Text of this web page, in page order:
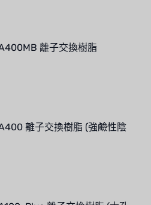
離子交換樹脂
離子交換樹脂 (強鹼性陰